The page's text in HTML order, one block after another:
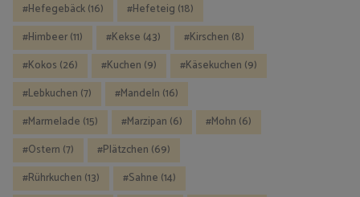
Hefegebäck(16) Hefeteig (18)
Himbeer(11) Kekse (43) Kirschen (8)
Kokos (26) Kuchen (9) Käsekuchen (9)
Lebkuchen (7) Mandeln (16)
Marmelade (15) Marzipan (6) Mohn (6)
Ostern (7) Plätzchen (69)
Rührkuchen (13) Sahne (14)